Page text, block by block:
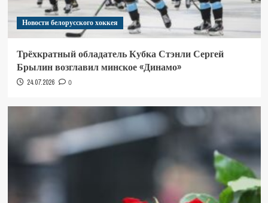
Новости белорусского хоккея
Трёхкратный обладатель Кубка Стэнли Сергей
Брылин возглавил минское «Динамо»
24.07.2026 0